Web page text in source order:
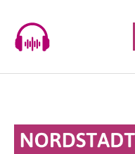
content